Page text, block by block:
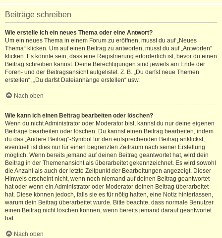
Beiträge schreiben
Wie erstelle ich ein neues Thema oder eine Antwort?
Um ein neues Thema in einem Forum zu eröffnen, musst du auf „Neues
Thema“ klicken. Um auf einen Beitrag zu antworten, musst du auf „Antworten“
klicken. Es könnte sein, dass eine Registrierung erforderlich ist, bevor du einen
Beitrag schreiben kannst. Deine Berechtigungen sind jeweils am Ende der
Foren- und der Beitragsansicht aufgelistet. Z. B. „Du darfst neue Themen
erstellen“, „Du darfst Dateianhänge erstellen“ usw.
Nach oben
Wie kann ich einen Beitrag bearbeiten oder löschen?
Wenn du nicht Administrator oder Moderator bist, kannst du nur deine eigenen
Beiträge bearbeiten oder löschen. Du kannst einen Beitrag bearbeiten, indem
du das „Ändere Beitrag“-Symbol für den entsprechenden Beitrag anklickst;
eventuell ist dies nur für einen begrenzten Zeitraum nach seiner Erstellung
möglich. Wenn bereits jemand auf deinen Beitrag geantwortet hat, wird dein
Beitrag in der Themenansicht als überarbeitet gekennzeichnet. Es wird sowohl
die Anzahl als auch der letzte Zeitpunkt der Bearbeitungen angezeigt. Dieser
Hinweis erscheint nicht, wenn noch niemand auf deinen Beitrag geantwortet
hat oder wenn ein Administrator oder Moderator deinen Beitrag überarbeitet
hat. Diese können jedoch, falls sie es für nötig halten, eine Notiz hinterlassen,
warum dein Beitrag überarbeitet wurde. Bitte beachte, dass normale Benutzer
einen Beitrag nicht löschen können, wenn bereits jemand darauf geantwortet
hat.
Nach oben